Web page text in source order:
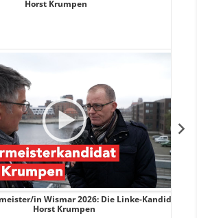
Horst Krumpen
in Wismar 2026: Die Linke-Kandidat
Horst Krumpen